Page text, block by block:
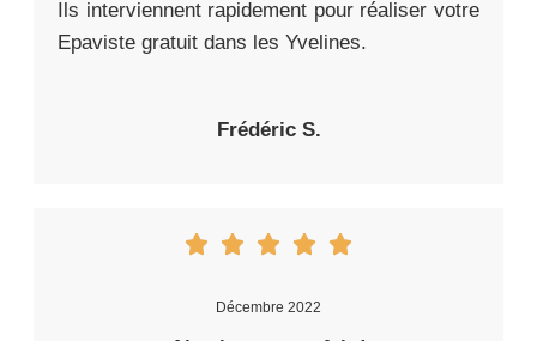
Ils interviennent rapidement pour réaliser votre
Epaviste gratuit dans les Yvelines.
Frédéric S.
Décembre 2022